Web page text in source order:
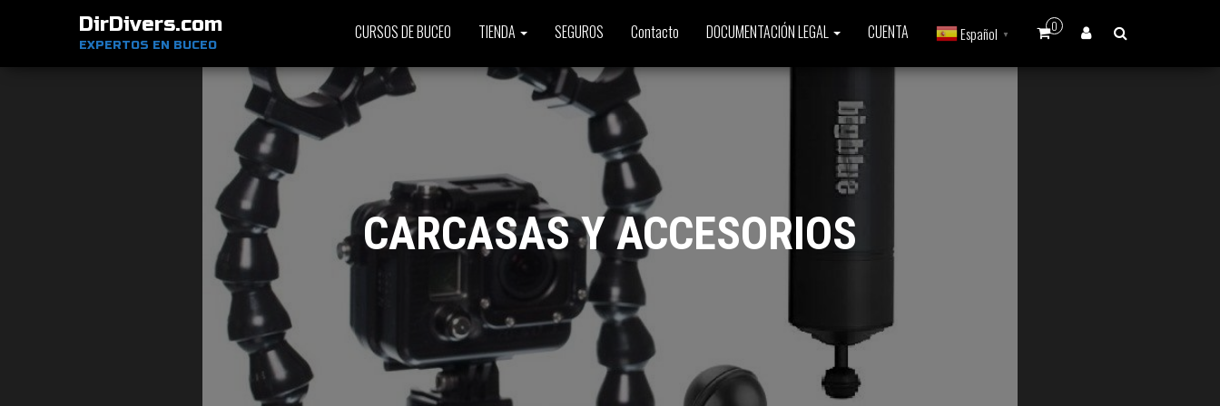
DirDivers.com
EXPERTOS EN BUCEO
0
CURSOS DE BUCEO TIENDA SEGUROS Contacto DOCUMENTACIÓN LEGAL CUENTA Español ▼
CARCASAS Y ACCESORIOS